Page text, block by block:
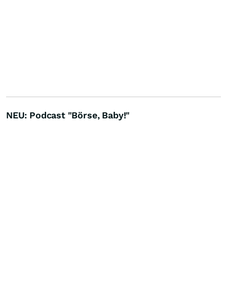
NEU: Podcast "Börse, Baby!"